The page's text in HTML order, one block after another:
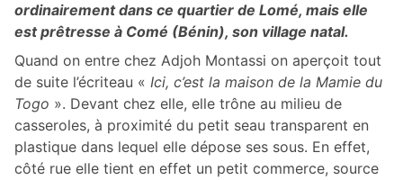
ordinairement dans ce quartier de Lomé, mais elle
est prêtresse à Comé (Bénin), son village natal.
Quand on entre chez Adjoh Montassi on aperçoit tout
de suite l’écriteau « Ici, c’est la maison de la Mamie du
Togo ». Devant chez elle, elle trône au milieu de
casseroles, à proximité du petit seau transparent en
plastique dans lequel elle dépose ses sous. En effet,
côté rue elle tient en effet un petit commerce, source